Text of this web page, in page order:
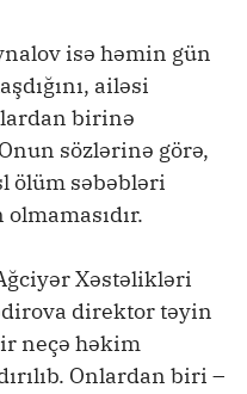
isə həmin gün
ailəsi
birinə
sözlərinə görə,
ölüm səbəbləri
Xəstəlikləri
direktor təyin
neçə həkim
Onlardan biri –